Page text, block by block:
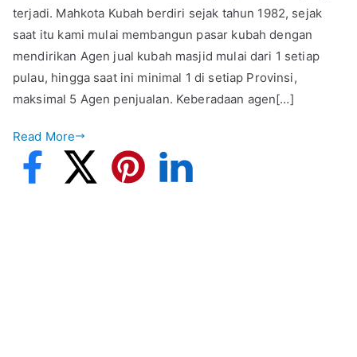
Masjid
terjadi. Mahkota Kubah berdiri sejak tahun 1982, sejak
saat itu kami mulai membangun pasar kubah dengan
mendirikan Agen jual kubah masjid mulai dari 1 setiap
pulau, hingga saat ini minimal 1 di setiap Provinsi,
maksimal 5 Agen penjualan. Keberadaan agen[…]
Read More